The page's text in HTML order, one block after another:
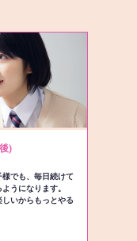
)
でも、毎日続けて
うになります。
いからもっとやる